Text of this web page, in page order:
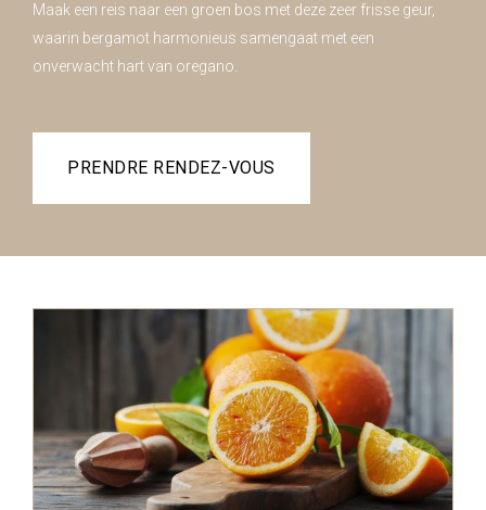
Maak een reis naar een groen bos met deze zeer frisse geur,
waarin bergamot harmonieus samengaat met een
onverwacht hart van oregano.
PRENDRE RENDEZ-VOUS